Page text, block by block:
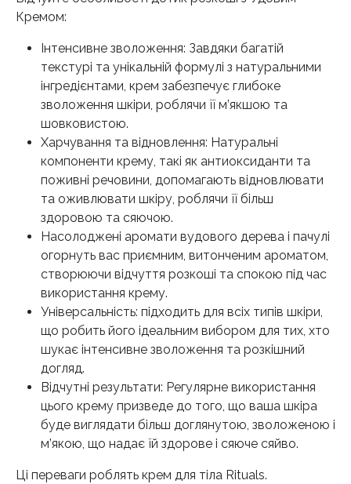
Кремом:
Інтенсивне зволоження: Завдяки багатій
текстурі та унікальній формулі з натуральними
інгредієнтами, крем забезпечує глибоке
зволоження шкіри, роблячи її м’якшою та
шовковистою.
Харчування та відновлення: Натуральні
компоненти крему, такі як антиоксиданти та
поживні речовини, допомагають відновлювати
та оживлювати шкіру, роблячи її більш
здоровою та сяючою.
Насолоджені аромати вудового дерева і пачулі
огорнуть вас приємним, витонченим ароматом,
створюючи відчуття розкоші та спокою під час
використання крему.
Універсальність: підходить для всіх типів шкіри,
що робить його ідеальним вибором для тих, хто
шукає інтенсивне зволоження та розкішний
догляд.
Відчутні результати: Регулярне використання
цього крему призведе до того, що ваша шкіра
буде виглядати більш доглянутою, зволоженою і
м’якою, що надає їй здорове і сяюче сяйво.
Ці переваги роблять крем для тіла Rituals.